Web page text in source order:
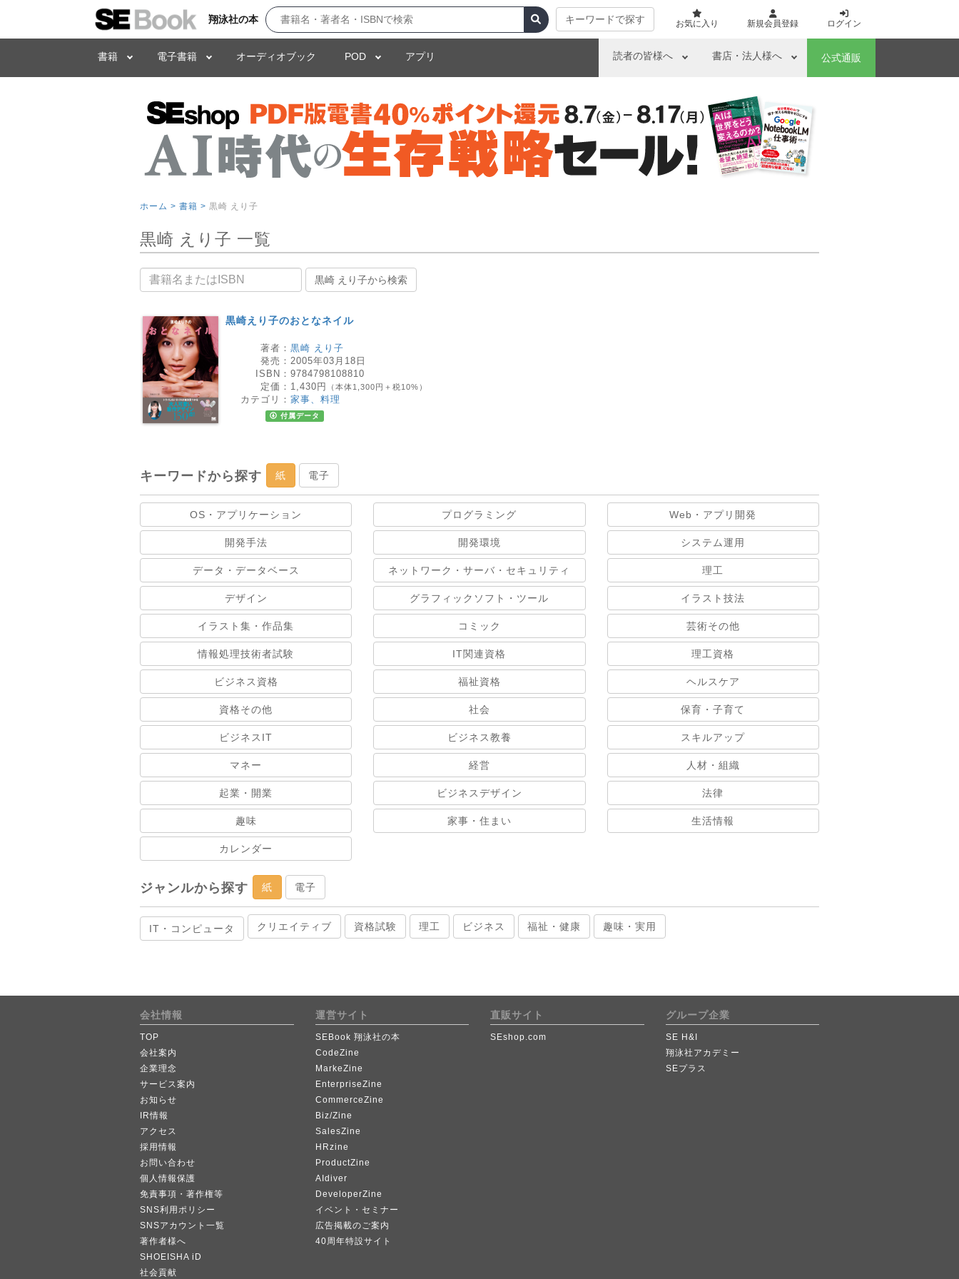
翔泳社の本 キーワードで探す お気に入り 新規会員登録 ログイン
書籍 電子書籍 オーディオブック POD アプリ 読者の皆様へ 書店・法人様へ 公式通販
ホーム > 書籍 > 黒崎 えり子
黒崎 えり子 一覧
書籍名 黒崎 えり子から検索
黒崎えり子のおとなネイル
著者： 黒崎 えり子
発売： 2005年03月18日
ISBN： 9784798108810
定価： 1,430円 （本体1,300円＋税10%）
カテゴリ： 家事、料理
付属データ
キーワードから探す 紙 電子
OS・アプリケーション プログラミング Web・アプリ開発
開発手法 開発環境 システム運用
データ・データベース ネットワーク・サーバ・セキュリティ 理工
デザイン グラフィックソフト・ツール イラスト技法
イラスト集・作品集 コミック 芸術その他
情報処理技術者試験 IT関連資格 理工資格
ビジネス資格 福祉資格 ヘルスケア
資格その他 社会 保育・子育て
ビジネスIT ビジネス教養 スキルアップ
マネー 経営 人材・組織
起業・開業 ビジネスデザイン 法律
趣味 家事・住まい 生活情報
カレンダー
ジャンルから探す 紙 電子
IT・コンピュータ クリエイティブ 資格試験 理工 ビジネス 福祉・健康 趣味・実用
会社情報
TOP
会社案内
企業理念
サービス案内
お知らせ
IR情報
アクセス
採用情報
お問い合わせ
個人情報保護
免責事項・著作権等
SNS利用ポリシー
SNSアカウント一覧
著作者様へ
SHOEISHA iD
社会貢献
運営サイト
SEBook 翔泳社の本
CodeZine
MarkeZine
EnterpriseZine
CommerceZine
Biz/Zine
SalesZine
HRzine
ProductZine
AIdiver
DeveloperZine
イベント・セミナー
広告掲載のご案内
40周年特設サイト
直販サイト
SEshop.com
グループ企業
SE H&I
翔泳社アカデミー
SEプラス